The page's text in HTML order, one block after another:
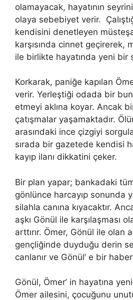
olamayacak, hayatının
olaya sebebiyet verir.
kendisini denetleyen
karşısında cinnet geçirerek,
ile birlikte hayatında yeni bir
Korkarak, paniğe kapılan
verir. Yerleştiği odada bir
etmeyi aklına koyar. Ancak
çatışmalar yaşamaktadır.
arasındaki ince çizgiyi
sırada bir gazetede kendisi
kayıp ilanı dikkatini çeker.
Bir plan yapar; bankadaki
gönlünce harcayıp sonunda
silahla canına kıyacaktır.
aşkı Gönül ile karşılaşması
arttırır. Ömer, Gönül ile olan
gençliğinde duyduğu derin
canlanır ve Gönül’ e bir haber
Gönül, Ömer’ in hayatına
Ömer ailesini, çocuğunu